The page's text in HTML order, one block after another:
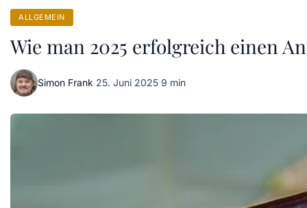
ALLGEMEIN
Wie man 2025 erfolgreich einen
Simon Frank·25. Juni 2025·9 min